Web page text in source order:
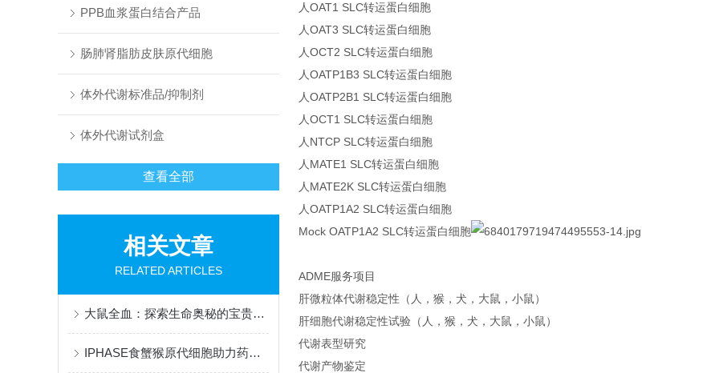
PPB血浆蛋白结合产品
肠肺肾脂肪皮肤原代细胞
体外代谢标准品/抑制剂
体外代谢试剂盒
查看全部
相关文章
RELATED ARTICLES
大鼠全血：探索生命奥秘的宝贵资源
IPHASE食蟹猴原代细胞助力药物代谢研究
人OAT1 SLC转运蛋白细胞
人OAT3 SLC转运蛋白细胞
人OCT2 SLC转运蛋白细胞
人OATP1B3 SLC转运蛋白细胞
人OATP2B1 SLC转运蛋白细胞
人OCT1 SLC转运蛋白细胞
人NTCP SLC转运蛋白细胞
人MATE1 SLC转运蛋白细胞
人MATE2K SLC转运蛋白细胞
人OATP1A2 SLC转运蛋白细胞
Mock OATP1A2 SLC转运蛋白细胞
ADME服务项目
肝微粒体代谢稳定性（人，猴，犬，大鼠，小鼠）
肝细胞代谢稳定性试验（人，猴，犬，大鼠，小鼠）
代谢表型研究
代谢产物鉴定